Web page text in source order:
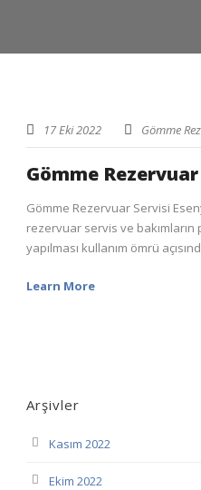
17 Eki 2022 Gömme
Gömme
Gömme Rezervuar Servisi
rezervuar servis ve
yapılması kullanım ömrü
Learn More
Arşivler
Kasım 2022
Ekim 2022